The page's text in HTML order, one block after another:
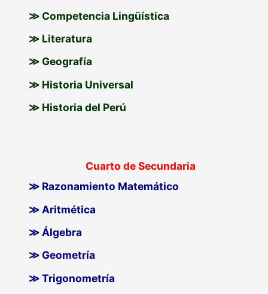
≫ Competencia Lingüística
≫ Literatura
≫ Geografía
≫ Historia Universal
≫ Historia del Perú
Cuarto de Secundaria
≫ Razonamiento Matemático
≫ Aritmética
≫ Álgebra
≫ Geometría
≫ Trigonometría